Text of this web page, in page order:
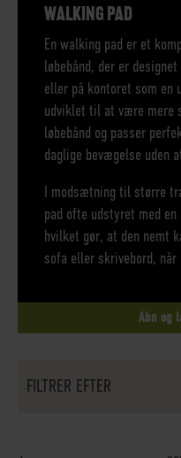
WALKING PAD
En walking pad er et
løbebånd, der er
eller på kontoret som en
udviklet til at være mere
løbebånd og passer
daglige bevægelse uden
I modsætning til større
pad ofte udstyret med
hvilket gør, at den nemt
sofa eller skrivebord,
Åbn og
FILTRER EFTER